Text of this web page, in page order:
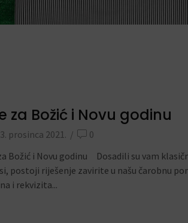
za Božić i Novu godinu
prosinca 2021. /
0
Božić i Novu godinu Dosadili su vam
postoji riješenje zavirite u našu čarobnu
i rekvizita...